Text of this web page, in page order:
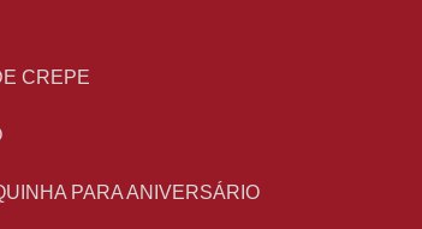
CREPE
PARA ANIVERSÁRIO